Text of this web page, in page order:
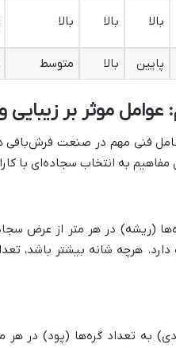
بالا بالا بالا
پایین بالا متوسط
عوامل موثر بر زیبایی
عامل فنی مهم در صنعت فرش‌بافی
مفاهیم به انتخاب سجاده‌ای با
خود 700 گره دارد. هرچه شانه بیشتر
به تعداد گره‌ها (پود) در